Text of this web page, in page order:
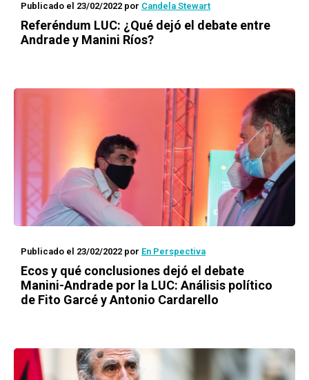
Publicado el 23/02/2022 por Candela Stewart
Referéndum LUC: ¿Qué dejó el debate entre
Andrade y Manini Ríos?
Publicado el 23/02/2022 por En Perspectiva
Ecos y qué conclusiones dejó el debate
Manini-Andrade por la LUC: Análisis político
de Fito Garcé y Antonio Cardarello